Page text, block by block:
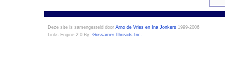
Deze site is samengesteld door Arno de Vries en Ina Jonkers 1999-2006
Links Engine 2.0 By: Gossamer Threads Inc.